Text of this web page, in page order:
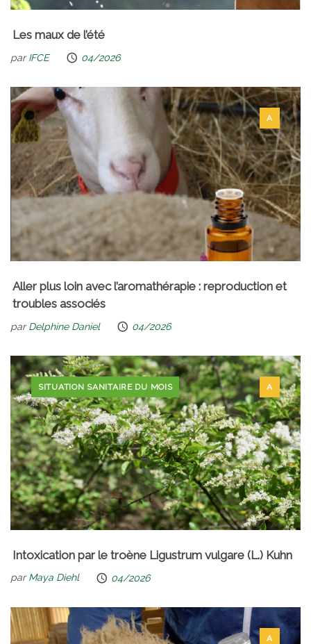
Les maux de l’été
parIFCE 04/2026
A
Aller plus loin avec l’aromathérapie : reproduction et
troubles associés
parDelphine Daniel 04/2026
SITUATION SANITAIRE DU MOIS A
Intoxication par le troène Ligustrum vulgare (L.) Kuhn
parMaya Diehl 04/2026
A